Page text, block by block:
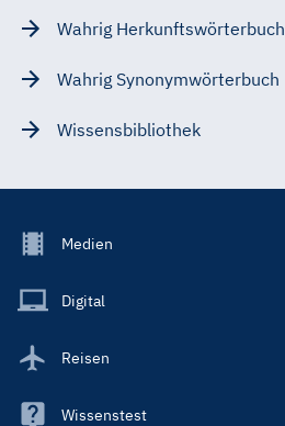
Wahrig Herkunftswörterbuch
Wahrig Synonymwörterbuch
Wissensbibliothek
Footer
Main
Medien
Digital
Reisen
Wissenstest